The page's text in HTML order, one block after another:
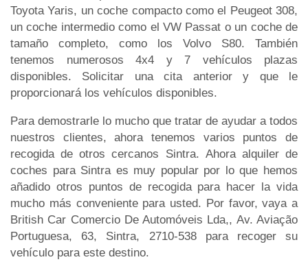
Toyota Yaris, un coche compacto como el Peugeot 308,
un coche intermedio como el VW Passat o un coche de
tamaño completo, como los Volvo S80. También
tenemos numerosos 4x4 y 7 vehículos plazas
disponibles. Solicitar una cita anterior y que le
proporcionará los vehículos disponibles.
Para demostrarle lo mucho que tratar de ayudar a todos
nuestros clientes, ahora tenemos varios puntos de
recogida de otros cercanos Sintra. Ahora alquiler de
coches para Sintra es muy popular por lo que hemos
añadido otros puntos de recogida para hacer la vida
mucho más conveniente para usted. Por favor, vaya a
British Car Comercio De Automóveis Lda,, Av. Aviação
Portuguesa, 63, Sintra, 2710-538 para recoger su
vehículo para este destino.